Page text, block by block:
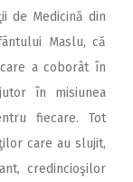
de Medicină din
Maslu, că
a coborât în
în misiunea
fiecare. Tot
care au slujit,
credincioşilor